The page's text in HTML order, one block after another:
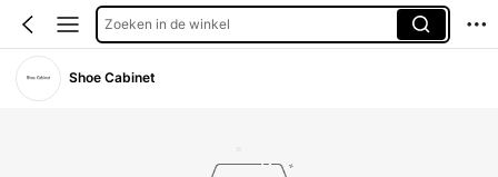
Zoeken in de winkel
Shoe Cabinet